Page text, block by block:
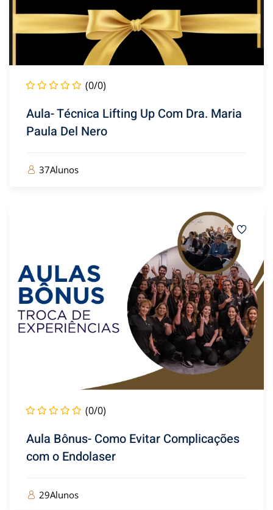
(0/0)
Aula- Técnica Lifting Up Com Dra. Maria
Paula Del Nero
37Alunos
(0/0)
Aula Bônus- Como Evitar Complicações
com o Endolaser
29Alunos